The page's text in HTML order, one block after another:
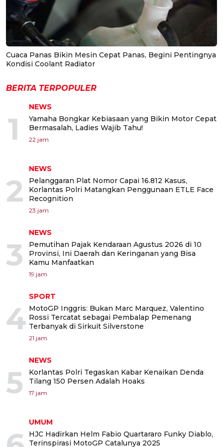
Cuaca Panas Bikin Mesin Cepat Panas, Begini Pentingnya
Kondisi Coolant Radiator
BERITA TERPOPULER
1
NEWS
Yamaha Bongkar Kebiasaan yang Bikin Motor Cepat
Bermasalah, Ladies Wajib Tahu!
22 jam
2
NEWS
Pelanggaran Plat Nomor Capai 16.812 Kasus,
Korlantas Polri Matangkan Penggunaan ETLE Face
Recognition
23 jam
3
NEWS
Pemutihan Pajak Kendaraan Agustus 2026 di 10
Provinsi, Ini Daerah dan Keringanan yang Bisa
Kamu Manfaatkan
19 jam
4
SPORT
MotoGP Inggris: Bukan Marc Marquez, Valentino
Rossi Tercatat sebagai Pembalap Pemenang
Terbanyak di Sirkuit Silverstone
21 jam
5
NEWS
Korlantas Polri Tegaskan Kabar Kenaikan Denda
Tilang 150 Persen Adalah Hoaks
17 jam
UMUM
HJC Hadirkan Helm Fabio Quartararo Funky Diablo,
Terinspirasi MotoGP Catalunya 2025